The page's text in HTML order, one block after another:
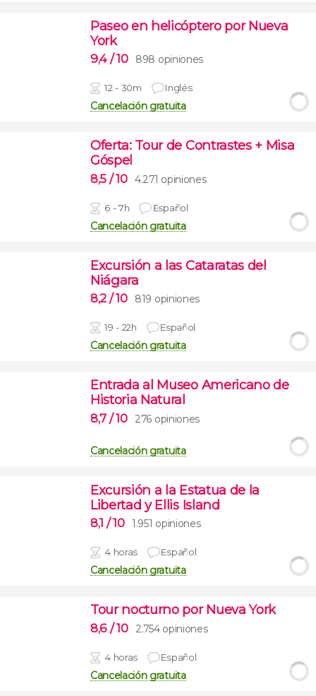
Paseo en helicóptero por Nueva
York
9,4 / 10 898 opiniones
12 - 30m Inglés
Cancelación gratuita
Oferta: Tour de Contrastes + Misa
Góspel
8,5 / 10 4.271 opiniones
6 - 7h Español
Cancelación gratuita
Excursión a las Cataratas del
Niágara
8,2 / 10 819 opiniones
19 - 22h Español
Cancelación gratuita
Entrada al Museo Americano de
Historia Natural
8,7 / 10 276 opiniones
Cancelación gratuita
Excursión a la Estatua de la
Libertad y Ellis Island
8,1 / 10 1.951 opiniones
4 horas Español
Cancelación gratuita
Tour nocturno por Nueva York
8,6 / 10 2.754 opiniones
4 horas Español
Cancelación gratuita